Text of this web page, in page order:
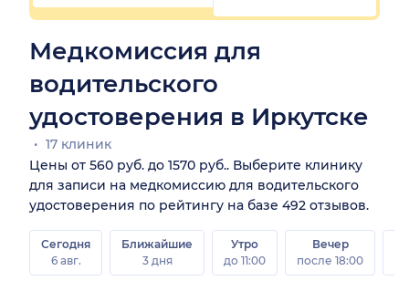
Медкомиссия для
водительского
удостоверения в Иркутске
17 клиник
Цены от 560 руб. до 1570 руб.. Выберите клинику
для записи на медкомиссию для водительского
удостоверения по рейтингу на базе 492 отзывов.
Сегодня
6 авг.
Ближайшие
3 дня
Утро
до 11:00
Вечер
после 18:00